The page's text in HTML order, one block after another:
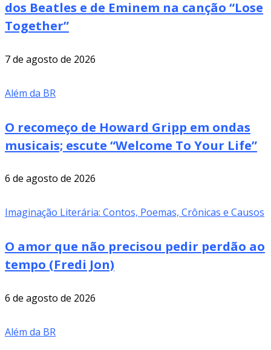
dos Beatles e de Eminem na canção “Lose
Together”
7 de agosto de 2026
Além da BR
O recomeço de Howard Gripp em ondas
musicais; escute “Welcome To Your Life”
6 de agosto de 2026
Imaginação Literária: Contos, Poemas, Crônicas e Causos
O amor que não precisou pedir perdão ao
tempo (Fredi Jon)
6 de agosto de 2026
Além da BR